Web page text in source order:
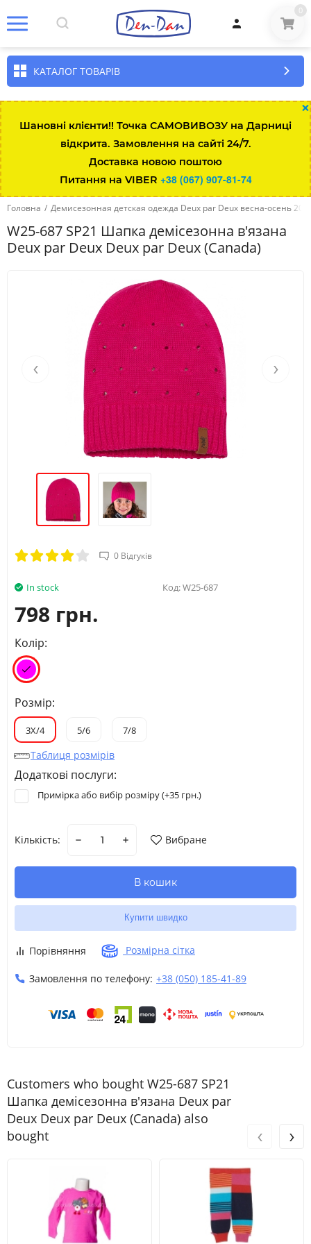
0
КАТАЛОГ ТОВАРІВ
×
Шановні клієнти!! Точка САМОВИВОЗУ на Дарниці
відкрита. Замовлення на сайті 24/7.
Доставка новою поштою
Питання на VIBER +38 (067) 907-81-74
Головна / Демисезонная детская одежда Deux par Deux весна-осень
W25-687 SP21 Шапка демісезонна в'язана
Deux par Deux Deux par Deux (Canada)
‹ ›
0 Відгуків
In stock Код:W25-687
798 грн.
Колір:
Розмір:
3Х/4 5/6 7/8
Таблиця розмірів
Додаткові послуги:
Примірка або вибір розміру (+35 грн.)
Кількість: Вибране
В кошик
Купити швидко
Порівняння Розмірна сітка
Замовлення по телефону: +38 (050) 185-41-89
Customers who bought W25-687 SP21
Шапка демісезонна в'язана Deux par
Deux Deux par Deux (Canada) also
bought
‹ ›